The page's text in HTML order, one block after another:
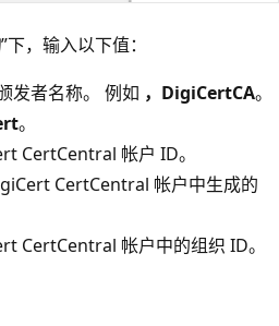
”下，输入以下值：
发者名称。 例如 ，DigiCertCA。
。
CertCentral 帐户 ID。
CertCentral 帐户中生成的
CertCentral 帐户中的组织 ID。